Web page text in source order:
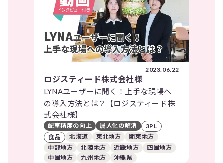
2023.06.22
ロジスティード株式会社様
LYNAユーザーに聞く！上手な現場へ
の導入方法とは？【ロジスティード株
式会社様】
配車精度の向上 属人化の解消
3PL
食品
北海道 東北地方
関東地方
中部地方
北陸地方 近畿地方
四国地方
中国地方
九州地方 沖縄県